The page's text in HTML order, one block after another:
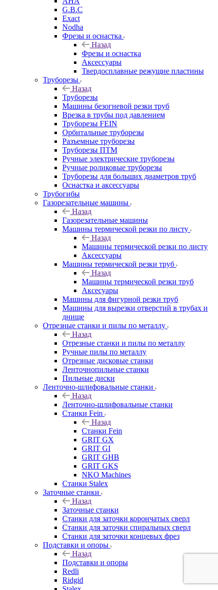
G.B.C
Exact
Nodha
Фрезы и оснастка
Назад
Фрезы и оснастка
Аксессуары
Твердосплавные режущие пластины
Труборезы
Назад
Труборезы
Машины безогневой резки труб
Врезка в трубы под давлением
Труборезы FEIN
Орбитальные труборезы
Разъемные труборезы
Труборезы ПТМ
Ручные электрические труборезы
Ручные роликовые труборезы
Труборезы для больших диаметров труб
Оснастка и аксессуары
Трубогибы
Газорезательные машины
Назад
Газорезательные машины
Машины термической резки по листу
Назад
Машины термической резки по листу
Аксессуары
Машины термической резки труб
Назад
Машины термической резки труб
Аксесуары
Машины для фигурной резки труб
Машины для вырезки отверстий в трубах и
днище
Отрезные станки и пилы по металлу
Назад
Отрезные станки и пилы по металлу
Ручные пилы по металлу
Отрезные дисковые станки
Ленточнопильные станки
Пильные диски
Ленточно-шлифовальные станки
Назад
Ленточно-шлифовальные станки
Станки Fein
Назад
Станки Fein
GRIT GX
GRIT GI
GRIT GHB
GRIT GKS
NKO Machines
Станки Stalex
Заточные станки
Назад
Заточные станки
Станки для заточки корончатых сверл
Станки для заточки спиральных сверл
Станки для заточки концевых фрез
Подставки и опоры
Назад
Подставки и опоры
Redli
Ridgid